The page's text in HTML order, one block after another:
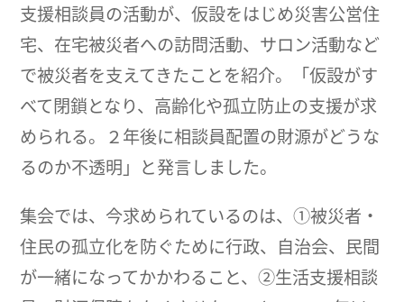
支援相談員の活動が、仮設をはじめ災害公営住
宅、在宅被災者への訪問活動、サロン活動など
で被災者を支えてきたことを紹介。「仮設がす
べて閉鎖となり、高齢化や孤立防止の支援が求
められる。２年後に相談員配置の財源がどうな
るのか不透明」と発言しました。
集会では、今求められているのは、①被災者・
住民の孤立化を防ぐために行政、自治会、民間
が一緒になってかかわること、②生活支援相談